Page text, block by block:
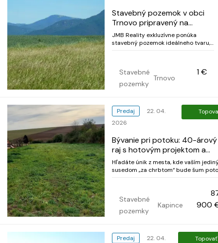
Stavebný pozemok v obci
Trnovo pripravený na
výstavbu
JMB Reality exkluzívne ponúka
stavebný pozemok ideálneho tvaru,
pozemok s vodomernou šachtou,
skrinkou na merač elektriny priamo
na pozemku a spevnenou prí...
Stavebné
pozemky
Trnovo
1 €
Predaj
22. 04.
2026
Bývanie pri potoku: 40-árový
raj s hotovým projektom a
nekonečným súkromím
Hľadáte únik z mesta, kde vaším
susedom „za chrbtom“ bude šum
Kapince (len 20 minút od Nitry. ktorý
je len obyčajnou parcelou – je to
vášmu novému, slobodnému život...
Stavebné
pozemky
Kapince
900
Predaj
22. 04.
Topovať